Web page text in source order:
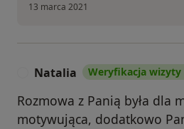
13 marca 2021
Natalia Weryfikacja wizyty
Rozmowa z Panią była dla
motywująca, dodatkowo